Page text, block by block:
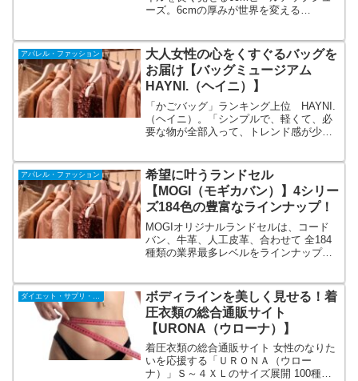
ーズ。6cmの厚みが世界を変える
美しさと、クオリティの高さが特徴で
す。これでコンプレックスを解消。
アパレル・ファッション
大人女性の心をくすぐるバッグを
お届け【バッグミュージアム
HAYNI.（ヘイニ）】
「かごバッグ」ランキング上位 HAYNI.
（ヘイニ）。「シンプルで、軽くて、必
要な物が全部入って、トレンド感が少し
の心をくすぐるバッグセレクトショッ
プ。人気ドラマ衣装協力多数。まずは売
れ筋ランキングをチェック！
アパレル・ファッション
希望に叶うランドセル
【MOGI（モギカバン）】4シリー
ズ184色の豊富なラインナップ！
MOGIオリジナルランドセルは、コード
バン、牛革、人工皮革、合わせて 全184
種類の業界最多レベルをラインナップ。
にしかない本物のランドセルを、お届け
いたします。【MOGI（モギカバン）】
ボディラインを美しく見せる！着
圧衣類の総合通販サイト
【URONA（ウローナ）】
着圧衣類の総合通販サイト 女性のなりた
いを応援する「ＵＲＯＮＡ（ウロー
ナ）」Ｓ～４ＸＬのサイズ展開 100種類